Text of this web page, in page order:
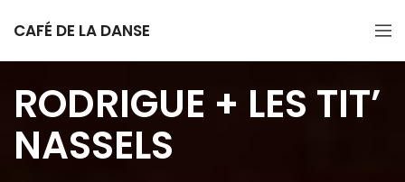
CAFÉ DE LA DANSE
RODRIGUE + LES TIT’
NASSELS